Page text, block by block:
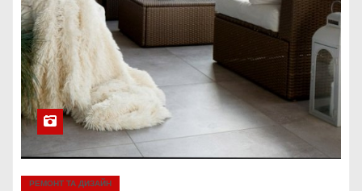
РЕМОНТ ТА ДИЗАЙН